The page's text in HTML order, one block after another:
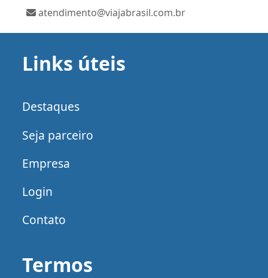
atendimento@viajabrasil.com.br
Links úteis
Destaques
Seja parceiro
Empresa
Login
Contato
Termos